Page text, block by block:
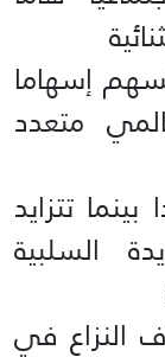
إسهاما
متعدد
تتزايد
السلبية
النزاع في